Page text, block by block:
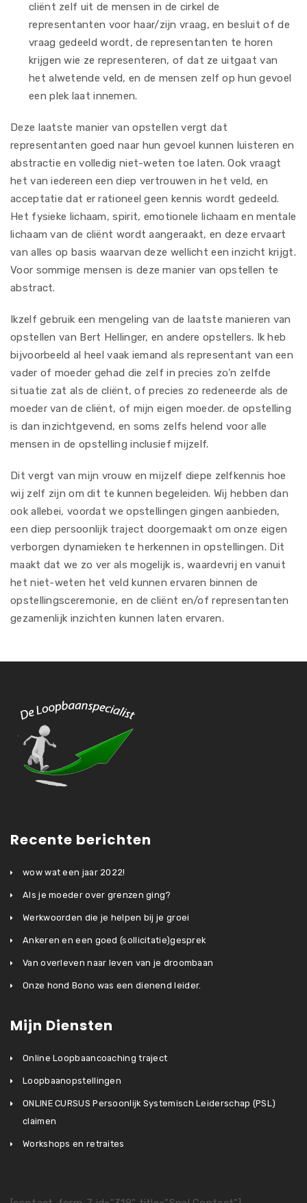
cliënt zelf uit de mensen in de cirkel de
representanten voor haar/zijn vraag, en besluit of de
vraag gedeeld wordt, de representanten te horen
krijgen wie ze representeren, of dat ze uitgaat van
het alwetende veld, en de mensen zelf op hun gevoel
een plek laat innemen.
Deze laatste manier van opstellen vergt dat
representanten goed naar hun gevoel kunnen luisteren en
abstractie en volledig niet-weten toe laten. Ook vraagt
het van iedereen een diep vertrouwen in het veld, en
acceptatie dat er rationeel geen kennis wordt gedeeld.
Het fysieke lichaam, spirit, emotionele lichaam en mentale
lichaam van de cliënt wordt aangeraakt, en deze ervaart
van alles op basis waarvan deze wellicht een inzicht krijgt.
Voor sommige mensen is deze manier van opstellen te
abstract.
Ikzelf gebruik een mengeling van de laatste manieren van
opstellen van Bert Hellinger, en andere opstellers. Ik heb
bijvoorbeeld al heel vaak iemand als representant van een
vader of moeder gehad die zelf in precies zo’n zelfde
situatie zat als de cliënt, of precies zo redeneerde als de
moeder van de cliënt, of mijn eigen moeder. de opstelling
is dan inzichtgevend, en soms zelfs helend voor alle
mensen in de opstelling inclusief mijzelf.
Dit vergt van mijn vrouw en mijzelf diepe zelfkennis hoe
wij zelf zijn om dit te kunnen begeleiden. Wij hebben dan
ook allebei, voordat we opstellingen gingen aanbieden,
een diep persoonlijk traject doorgemaakt om onze eigen
verborgen dynamieken te herkennen in opstellingen. Dit
maakt dat we zo ver als mogelijk is, waardevrij en vanuit
het niet-weten het veld kunnen ervaren binnen de
opstellingsceremonie, en de cliënt en/of representanten
gezamenlijk inzichten kunnen laten ervaren.
Recente berichten
wow wat een jaar 2022!
Als je moeder over grenzen ging?
Werkwoorden die je helpen bij je groei
Ankeren en een goed (sollicitatie)gesprek
Van overleven naar leven van je droombaan
Onze hond Bono was een dienend leider.
Mijn Diensten
Online Loopbaancoaching traject
Loopbaanopstellingen
ONLINE CURSUS Persoonlijk Systemisch Leiderschap (PSL)
claimen
Workshops en retraites